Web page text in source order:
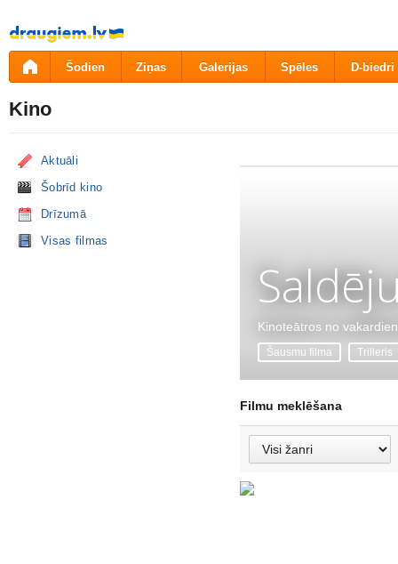
Pāriet
uz
saturu
Šodien Ziņas Galerijas Spēles D-biedri
Kino
Aktuāli
Šobrīd kino
Drīzumā
Visas filmas
Kinoteātros no
Šausmu filma Trilleris
Filmu meklēšana